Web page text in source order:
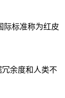
际标准称为红皮
冗余度和人类不